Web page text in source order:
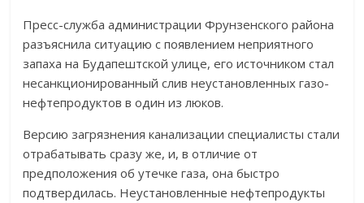
Пресс-служба администрации Фрунзенского района
разъяснила ситуацию с появлением неприятного
запаха на Будапештской улице, его источником стал
несанкционированный слив неустановленных газо-
нефтепродуктов в один из люков.
Версию загрязнения канализации специалисты стали
отрабатывать сразу же, и, в отличие от
предположения об утечке газа, она быстро
подтвердилась. Неустановленные нефтепродукты